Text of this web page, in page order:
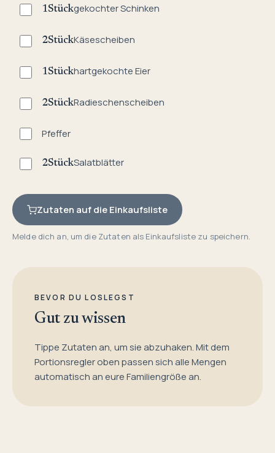
1Stückgekochter Schinken
2StückKäsescheiben
1Stückhartgekochte Eier
2StückRadieschenscheiben
Pfeffer
2StückSalatblätter
Zutaten auf die Einkaufsliste
Melde dich an, um die Zutaten als Einkaufsliste zu speichern.
BEVOR DU LOSLEGST
Gut zu wissen
Tippe Zutaten an, um sie abzuhaken. Mit dem
Portionsregler oben passen sich alle Mengen
automatisch an eure Familiengröße an.